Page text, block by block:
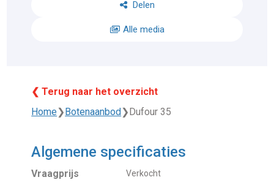
Delen
Alle media
❮ Terug naar het overzicht
Home❯Botenaanbod❯Dufour 35
Algemene specificaties
Vraagprijs Verkocht